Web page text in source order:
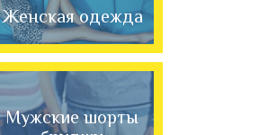
Женская одежда
Мужские шорты